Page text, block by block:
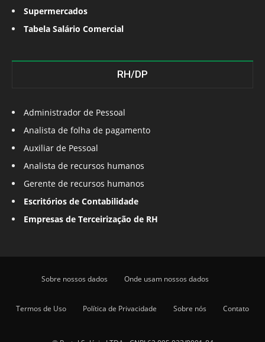
Supermercados
Tabela Salário Comercial
RH/DP
Administrador de Pessoal
Analista de folha de pagamento
Auxiliar de Pessoal
Analista de recursos humanos
Gerente de recursos humanos
Escritórios de Contabilidade
Empresas de Terceirização de RH
Sobre nossos dados Onde usam nossos dados
Termos de Uso Política de Privacidade Sobre nós Contato